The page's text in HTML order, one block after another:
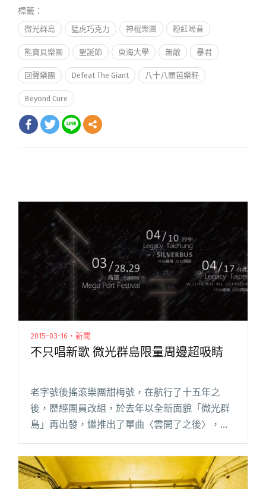
標籤：
微光群島 猛虎巧克力 神棍樂團 粉紅噪音
熊寶貝樂團 聖誕節 東海大學 無敵 暴君
回聲樂團 Defeat The Giant 八十八顆芭樂籽
Beyond Cure
2015-03-16・新聞
不只唱新歌 微光群島限量周邊超吸睛
老字號後搖滾樂團甜梅號，在航行了十五年之
後，歷經團員改組，於去年以全新面貌「微光群
島」再出發，繼推出了單曲〈雲開了之後〉，最
新作品也即將於四月份展開的「新歌小巡迴」與
大家見面。新歌問世的同時，微光群島也推出限
量文具組，首次製作鉛筆、筆記本、閱讀全文